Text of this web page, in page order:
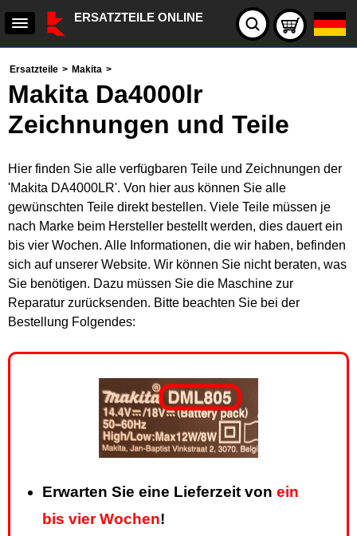
ERSATZTEILE ONLINE
Ersatzteile > Makita >
Makita Da4000lr
Zeichnungen und Teile
Hier finden Sie alle verfügbaren Teile und Zeichnungen der
'Makita DA4000LR'. Von hier aus können Sie alle
gewünschten Teile direkt bestellen. Viele Teile müssen je
nach Marke beim Hersteller bestellt werden, dies dauert ein
bis vier Wochen. Alle Informationen, die wir haben, befinden
sich auf unserer Website. Wir können Sie nicht beraten, was
Sie benötigen. Dazu müssen Sie die Maschine zur
Reparatur zurücksenden. Bitte beachten Sie bei der
Bestellung Folgendes:
Erwarten Sie eine Lieferzeit von ein
bis vier Wochen!